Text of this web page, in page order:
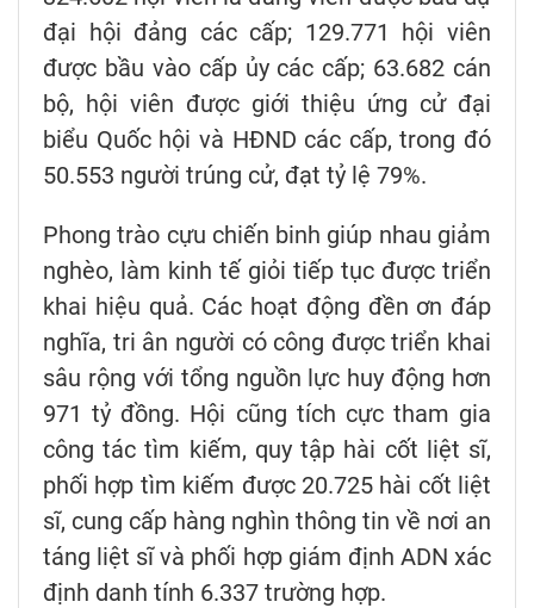
đại hội đảng các cấp; 129.771 hội viên
được bầu vào cấp ủy các cấp; 63.682 cán
bộ, hội viên được giới thiệu ứng cử đại
biểu Quốc hội và HĐND các cấp, trong đó
50.553 người trúng cử, đạt tỷ lệ 79%.
Phong trào cựu chiến binh giúp nhau giảm
nghèo, làm kinh tế giỏi tiếp tục được triển
khai hiệu quả. Các hoạt động đền ơn đáp
nghĩa, tri ân người có công được triển khai
sâu rộng với tổng nguồn lực huy động hơn
971 tỷ đồng. Hội cũng tích cực tham gia
công tác tìm kiếm, quy tập hài cốt liệt sĩ,
phối hợp tìm kiếm được 20.725 hài cốt liệt
sĩ, cung cấp hàng nghìn thông tin về nơi an
táng liệt sĩ và phối hợp giám định ADN xác
định danh tính 6.337 trường hợp.